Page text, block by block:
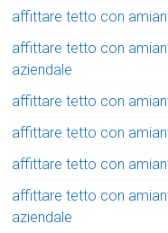
affittare tetto con
affittare tetto con
aziendale
affittare tetto con
affittare tetto con
affittare tetto con
affittare tetto con
aziendale